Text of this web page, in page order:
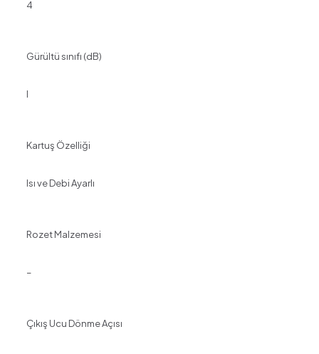
4
Gürültü sınıfı (dB)
I
Kartuş Özelliği
Isı ve Debi Ayarlı
Rozet Malzemesi
–
Çıkış Ucu Dönme Açısı